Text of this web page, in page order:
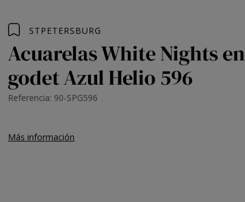
STPETERSBURG
Acuarelas White Nights en
godet Azul Helio 596
Referencia: 90-SPG596
Más información